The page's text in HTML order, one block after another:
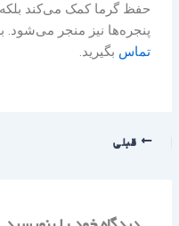
حفظ گرما کمک می‌کند
پنجره‌ها نیز منجر می‌شود.
تماس بگیرید.
قبلی